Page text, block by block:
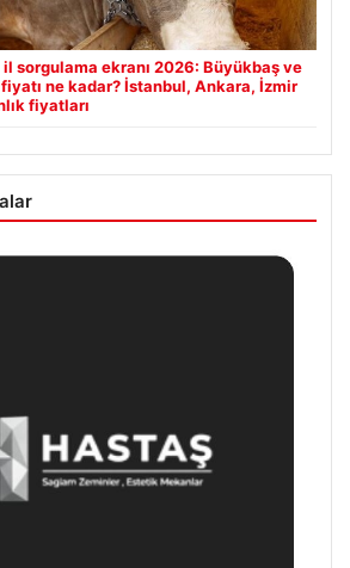
sorgulama ekranı 2026: Büyükbaş ve
ne kadar? İstanbul, Ankara, İzmir
fiyatları